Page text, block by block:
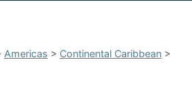
Americas > Continental Caribbean >